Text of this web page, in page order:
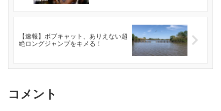
【速報】ボブキャット、ありえない超
絶ロングジャンプをキメる！
コメント